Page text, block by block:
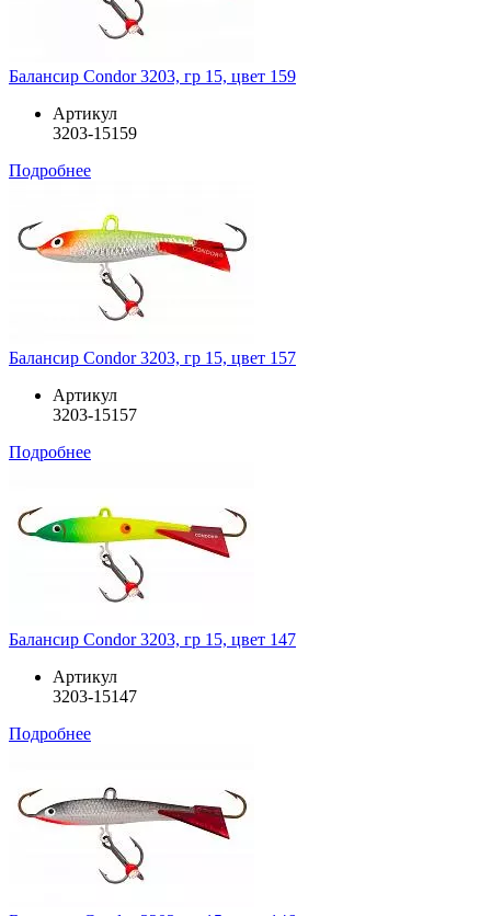
Балансир Condor 3203, гр 15, цвет 159
Артикул
3203-15159
Подробнее
Балансир Condor 3203, гр 15, цвет 157
Артикул
3203-15157
Подробнее
Балансир Condor 3203, гр 15, цвет 147
Артикул
3203-15147
Подробнее